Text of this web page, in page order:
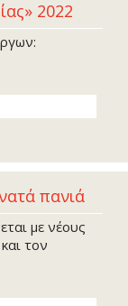
2022
πανιά
με νέους
τον